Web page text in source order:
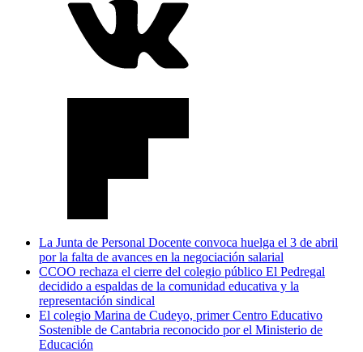
La Junta de Personal Docente convoca huelga el 3 de abril
por la falta de avances en la negociación salarial
CCOO rechaza el cierre del colegio público El Pedregal
decidido a espaldas de la comunidad educativa y la
representación sindical
El colegio Marina de Cudeyo, primer Centro Educativo
Sostenible de Cantabria reconocido por el Ministerio de
Educación